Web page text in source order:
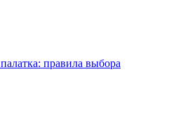
правила выбора